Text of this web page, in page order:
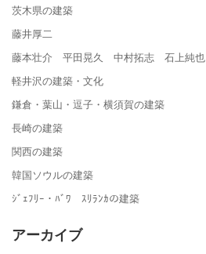
茨木県の建築
藤井厚二
藤本壮介 平田晃久 中村拓志 石上純也
軽井沢の建築・文化
鎌倉・葉山・逗子・横須賀の建築
長崎の建築
関西の建築
韓国ソウルの建築
ｼﾞｪﾌﾘｰ・ﾊﾞﾜ ｽﾘﾗﾝｶの建築
アーカイブ